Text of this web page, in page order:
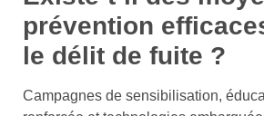
prévention
le délit de fuite ?
Campagnes de sensibilisation,